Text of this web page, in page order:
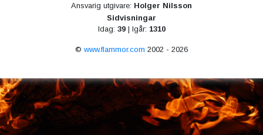
Ansvarig utgivare: Holger Nilsson
Sidvisningar
Idag: 39| Igår: 1310
© www.flammor.com 2002 - 2026